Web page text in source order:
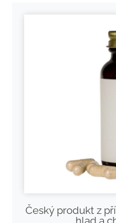
Český produkt z
hlad a